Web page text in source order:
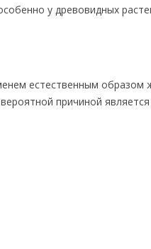
у древовидных
естественным
причиной